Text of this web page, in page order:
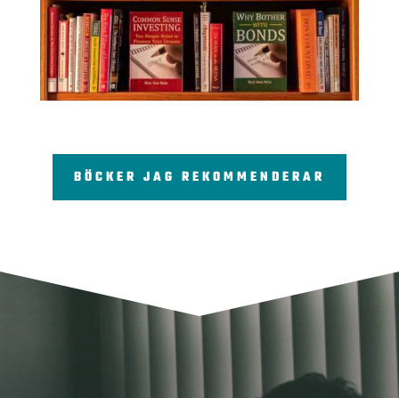
BÖCKER JAG REKOMMENDERAR